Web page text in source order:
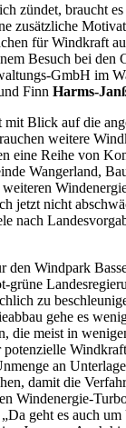
zündet, braucht
zusätzliche
für Windkraft
Besuch bei den
GmbH im
Finn Harms-
mit Blick auf die
weitere
eine Reihe von
Wangerland,
jetzt nicht
nach
Windpark
grüne
zu
gehe es
die meist in
an
damit die
Windenergie-
geht es auch